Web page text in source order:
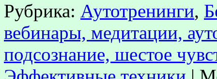
Рубрика: Аутотренинги,
вебинары, медитации,
подсознание, шестое